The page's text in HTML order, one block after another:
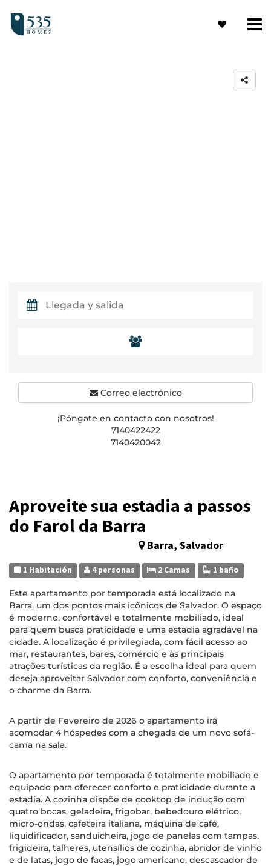
Aproveite sua estadia a passos
do Farol da Barra
Barra, Salvador
1 Habitación 4 personas 2 Camas 1 baño
Este apartamento por temporada está localizado na
Barra, um dos pontos mais icônicos de Salvador. O espaço
é moderno, confortável e totalmente mobiliado, ideal
para quem busca praticidade e uma estadia agradável na
cidade. A localização é privilegiada, com fácil acesso ao
mar, restaurantes, bares, comércio e às principais
atrações turísticas da região. É a escolha ideal para quem
deseja aproveitar Salvador com conforto, conveniência e
o charme da Barra.
A partir de Fevereiro de 2026 o apartamento irá
acomodar 4 hóspedes com a chegada de um novo sofá-
cama na sala.
O apartamento por temporada é totalmente mobiliado e
equipado para oferecer conforto e praticidade durante a
estadia. A cozinha dispõe de cooktop de indução com
quatro bocas, geladeira, frigobar, bebedouro elétrico,
micro-ondas, cafeteira italiana, máquina de café,
liquidificador, sanduicheira, jogo de panelas com tampas,
frigideira, talheres, utensílios de cozinha, abridor de vinho
e de latas, jogo de facas, jogo americano, descascador de
Correo electrónico
¡Póngate en contacto con nosotros!
7140422422
7140420042